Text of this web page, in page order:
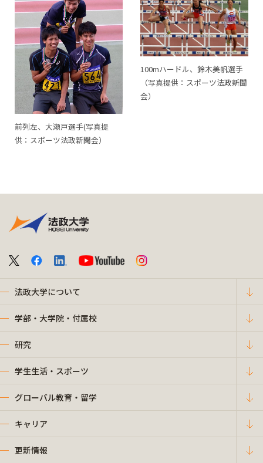
前列左、大瀬戸選手(写真提
供：スポーツ法政新聞会）
100mハードル、鈴木美帆選手
（写真提供：スポーツ法政新聞
会）
法政大学について
学部・大学院・付属校
研究
学生生活・スポーツ
グローバル教育・留学
キャリア
更新情報